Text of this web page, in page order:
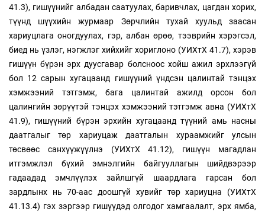
41.3), гишүүнийг албадан саатуулах, баривчлах, цагдан хорих,
түүнд шүүхийн журмаар Зөрчлийн тухай хуульд заасан
хариуцлага оногдуулах, гэр, албан өрөө, тээврийн хэрэгсэл,
биед нь үзлэг, нэгжлэг хийхийг хориглоно (УИХтХ 41.7), хэрэв
гишүүн бүрэн эрх дуусгавар болсноос хойш ажил эрхлээгүй
бол 12 сарын хугацаанд гишүүний үндсэн цалинтай тэнцэх
хэмжээний тэтгэмж, бага цалинтай ажилд орсон бол
цалингийн зөрүүтэй тэнцэх хэмжээний тэтгэмж авна (УИХтХ
41.9), гишүүний бүрэн эрхийн хугацаанд түүний амь насны
даатгалыг төр хариуцаж даатгалын хураамжийг улсын
төсвөөс санхүүжүүлнэ (УИХтХ 41.12), гишүүн магадлан
итгэмжлэл бүхий эмнэлгийн байгууллагын шийдвэрээр
гадаадад эмчлүүлэх зайлшгүй шаардлага гарсан бол
зардлынх нь 70-аас доошгүй хувийг төр хариуцна (УИХтХ
41.13.4) гэх зэргээр гишүүдэд олгодог хамгаалалт, эрх ямба,